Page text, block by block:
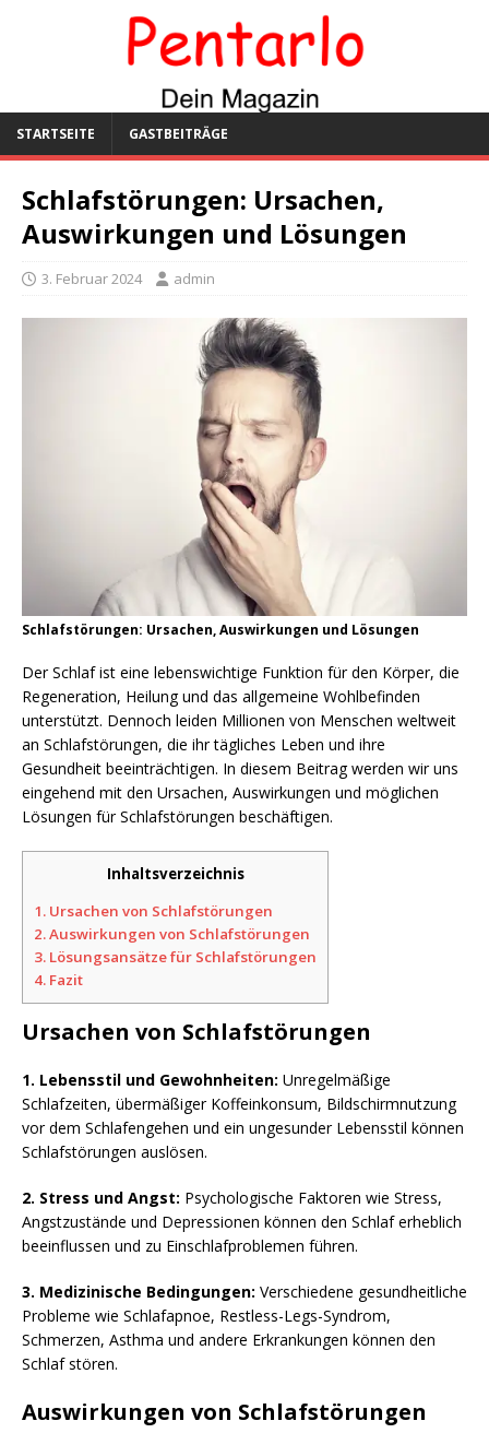
STARTSEITE GASTBEITRÄGE
Schlafstörungen: Ursachen,
Auswirkungen und Lösungen
3. Februar 2024 admin
Schlafstörungen: Ursachen, Auswirkungen und Lösungen
Der Schlaf ist eine lebenswichtige Funktion für den Körper, die
Regeneration, Heilung und das allgemeine Wohlbefinden
unterstützt. Dennoch leiden Millionen von Menschen weltweit
an Schlafstörungen, die ihr tägliches Leben und ihre
Gesundheit beeinträchtigen. In diesem Beitrag werden wir uns
eingehend mit den Ursachen, Auswirkungen und möglichen
Lösungen für Schlafstörungen beschäftigen.
Inhaltsverzeichnis
1. Ursachen von Schlafstörungen
2.Auswirkungen von Schlafstörungen
3. Lösungsansätze für Schlafstörungen
4. Fazit
Ursachen von Schlafstörungen
1. Lebensstil und Gewohnheiten: Unregelmäßige
Schlafzeiten, übermäßiger Koffeinkonsum, Bildschirmnutzung
vor dem Schlafengehen und ein ungesunder Lebensstil können
Schlafstörungen auslösen.
2. Stress und Angst: Psychologische Faktoren wie Stress,
Angstzustände und Depressionen können den Schlaf erheblich
beeinflussen und zu Einschlafproblemen führen.
3. Medizinische Bedingungen: Verschiedene gesundheitliche
Probleme wie Schlafapnoe, Restless-Legs-Syndrom,
Schmerzen, Asthma und andere Erkrankungen können den
Schlaf stören.
Auswirkungen von Schlafstörungen